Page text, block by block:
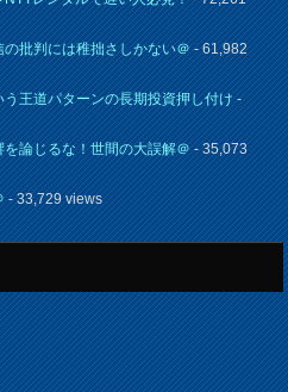
批判には稚拙さしかない＠- 61,982
王道パターンの長期投資押し付け-
論じるな！世間の大誤解＠- 35,073
- 33,729 views